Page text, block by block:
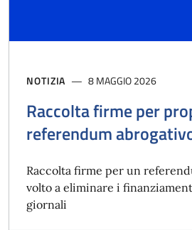
NOTIZIA 8 MAGGIO 2026
Raccolta firme per
referendum
Raccolta firme per un
volto a eliminare i
giornali